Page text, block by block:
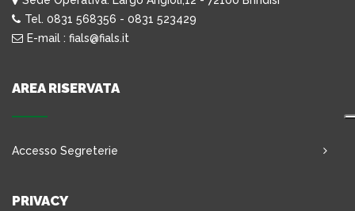
Tel. 0831 568356 - 0831 523429
E-mail : fials@fials.it
AREA RISERVATA
Accesso Segreterie
PRIVACY